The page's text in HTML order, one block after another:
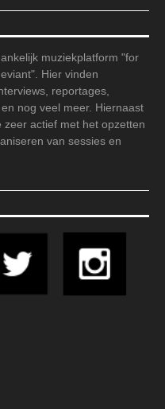
muziekplatform "for
Hier vinden
reportages,
nog veel meer. Hiernaast
actief met het opzetten
van sessies en